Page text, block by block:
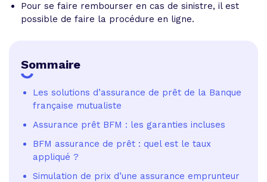
Pour se faire rembourser en cas de sinistre, il est
possible de faire la procédure en ligne.
Sommaire
Les solutions d’assurance de prêt de la Banque
française mutualiste
Assurance prêt BFM : les garanties incluses
BFM assurance de prêt : quel est le taux
appliqué ?
Simulation de prix d’une assurance emprunteur